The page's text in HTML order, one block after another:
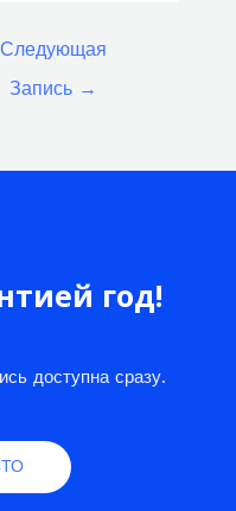
Следующая
Запись →
год!
доступна сразу.